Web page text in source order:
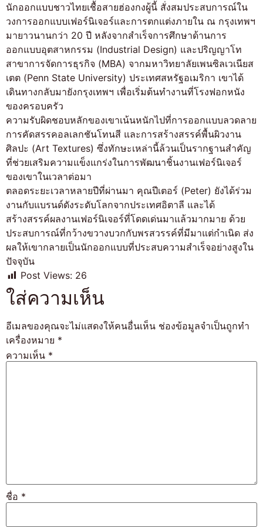
นักออกแบบชาวไทยเชื้อสายฮ่องกงผู้นี้ สั่งสมประสบการณ์ใน
วงการออกแบบเฟอร์นิเจอร์และการตกแต่งภายใน ณ กรุงเทพฯ
มายาวนานกว่า 20 ปี หลังจากสำเร็จการศึกษาด้านการ
ออกแบบอุตสาหกรรม (Industrial Design) และปริญญาโท
สาขาการจัดการธุรกิจ (MBA) จากมหาวิทยาลัยเพนซิลเวเนียส
เตต (Penn State University) ประเทศสหรัฐอเมริกา เขาได้
เดินทางกลับมายังกรุงเทพฯ เพื่อเริ่มต้นทำงานที่โรงฟอกหนัง
ของครอบครัว
ความรับผิดชอบหลักของเขาเน้นหนักไปที่การออกแบบลวดลาย
การคัดสรรคอลเลกชันโทนสี และการสร้างสรรค์พื้นผิวงาน
ศิลปะ (Art Textures) ซึ่งทักษะเหล่านี้ล้วนเป็นรากฐานสำคัญ
ที่ช่วยเสริมความแข็งแกร่งในการพัฒนาชิ้นงานเฟอร์นิเจอร์
ของเขาในเวลาต่อมา
ตลอดระยะเวลาหลายปีที่ผ่านมา คุณปีเตอร์ (Peter) ยังได้ร่วม
งานกับแบรนด์ดังระดับโลกจากประเทศอิตาลี และได้
สร้างสรรค์ผลงานเฟอร์นิเจอร์ที่โดดเด่นมาแล้วมากมาย ด้วย
ประสบการณ์ที่กว้างขวางบวกกับพรสวรรค์ที่มีมาแต่กำเนิด ส่ง
ผลให้เขากลายเป็นนักออกแบบที่ประสบความสำเร็จอย่างสูงใน
ปัจจุบัน
Post Views: 26
ใส่ความเห็น
อีเมลของคุณจะไม่แสดงให้คนอื่นเห็น ช่องข้อมูลจำเป็นถูกทำ
เครื่องหมาย *
ความเห็น *
ชื่อ *